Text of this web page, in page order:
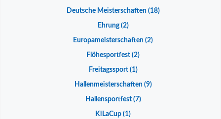
Deutsche Meisterschaften(18)
Ehrung(2)
Europameisterschaften (2)
Flöhesportfest (2)
Freitagssport(1)
Hallenmeisterschaften(9)
Hallensportfest(7)
KiLaCup (1)